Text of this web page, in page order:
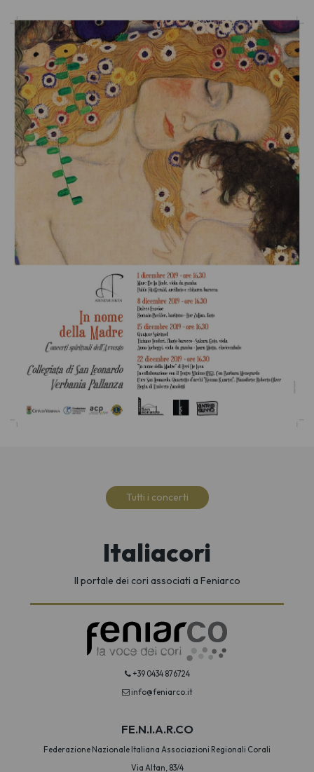
Tutti i concerti
Italiacori
Il portale dei cori associati a Feniarco
+39 0434 876724
info@feniarco.it
FE.N.I.A.R.CO
Federazione Nazionale Italiana Associazioni Regionali Corali
Via Altan, 83/4